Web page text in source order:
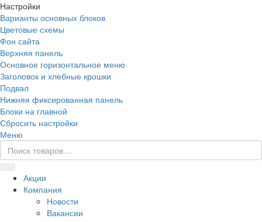
Настройки
Варианты основных блоков
Цветовые схемы
Фон сайта
Верхняя панель
Основное горизонтальное меню
Заголовок и хлебные крошки
Подвал
Нижняя фиксированная панель
Блоки на главной
Сбросить настройки
Меню
Акции
Компания
Новости
Вакансии